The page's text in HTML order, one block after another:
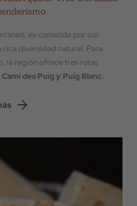
es conocida por sus
rica diversidad natural. Para
la región ofrece tres rutas
Camí des Puig y Puig Blanc.